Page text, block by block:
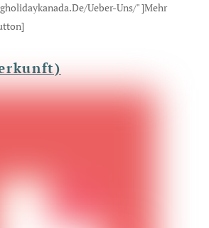
ueber-Uns/" ]Mehr